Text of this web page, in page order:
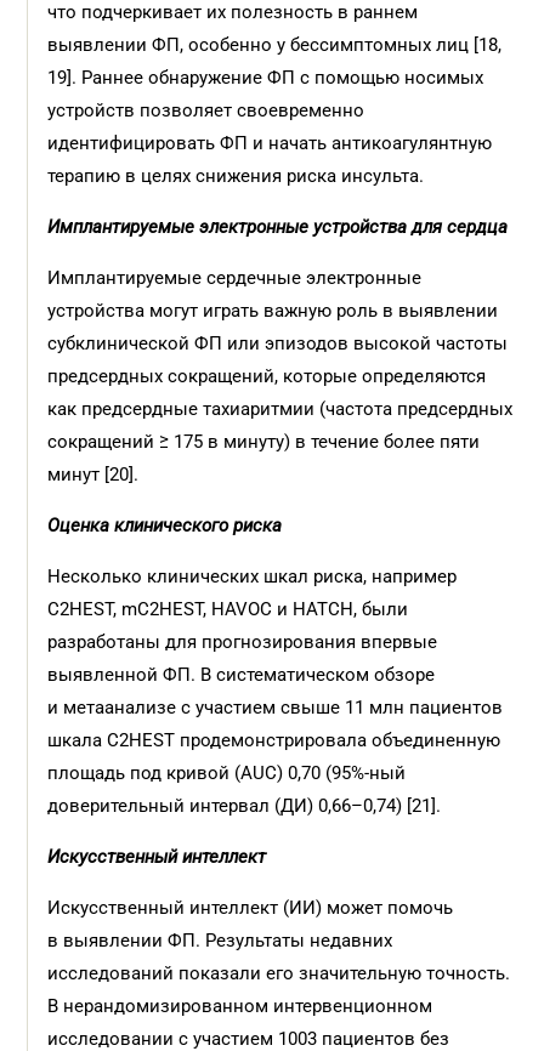
что подчеркивает их полезность в раннем
выявлении ФП, особенно у бессимптомных лиц [18,
19]. Раннее обнаружение ФП с помощью носимых
устройств позволяет своевременно
идентифицировать ФП и начать антикоагулянтную
терапию в целях снижения риска инсульта.
Имплантируемые электронные устройства для сердца
Имплантируемые сердечные электронные
устройства могут играть важную роль в выявлении
субклинической ФП или эпизодов высокой частоты
предсердных сокращений, которые определяются
как предсердные тахиаритмии (частота предсердных
сокращений ≥ 175 в минуту) в течение более пяти
минут [20].
Оценка клинического риска
Несколько клинических шкал риска, например
C2HEST, mC2HEST, HAVOC и HATCH, были
разработаны для прогнозирования впервые
выявленной ФП. В систематическом обзоре
и метаанализе с участием свыше 11 млн пациентов
шкала C2HEST продемонстрировала объединенную
площадь под кривой (AUC) 0,70 (95%-ный
доверительный интервал (ДИ) 0,66–0,74) [21].
Искусственный интеллект
Искусственный интеллект (ИИ) может помочь
в выявлении ФП. Результаты недавних
исследований показали его значительную точность.
В нерандомизированном интервенционном
исследовании с участием 1003 пациентов без